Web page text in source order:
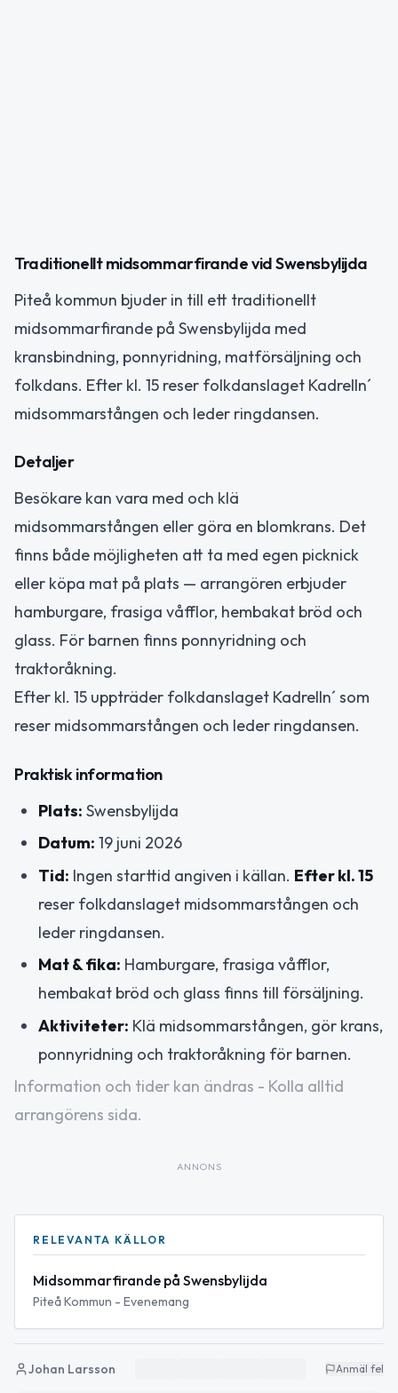
Traditionellt midsommarfirande vid Swensbylijda
Piteå kommun bjuder in till ett traditionellt
midsommarfirande på Swensbylijda med
kransbindning, ponnyridning, matförsäljning och
folkdans. Efter kl. 15 reser folkdanslaget Kadrelln´
midsommarstången och leder ringdansen.
Detaljer
Besökare kan vara med och klä
midsommarstången eller göra en blomkrans. Det
finns både möjligheten att ta med egen picknick
eller köpa mat på plats — arrangören erbjuder
hamburgare, frasiga våfflor, hembakat bröd och
glass. För barnen finns ponnyridning och
traktoråkning.
Efter kl. 15 uppträder folkdanslaget Kadrelln´ som
reser midsommarstången och leder ringdansen.
Praktisk information
Plats: Swensbylijda
Datum: 19 juni 2026
Tid: Ingen starttid angiven i källan. Efter kl. 15
reser folkdanslaget midsommarstången och
leder ringdansen.
Mat & fika: Hamburgare, frasiga våfflor,
hembakat bröd och glass finns till försäljning.
Aktiviteter: Klä midsommarstången, gör krans,
ponnyridning och traktoråkning för barnen.
Information och tider kan ändras - Kolla alltid
arrangörens sida.
ANNONS
RELEVANTA KÄLLOR
Midsommarfirande på Swensbylijda
Piteå Kommun - Evenemang
Johan Larsson Anmäl fel